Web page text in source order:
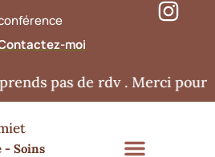
moi
pas de rdv . Merci pour
- Soins